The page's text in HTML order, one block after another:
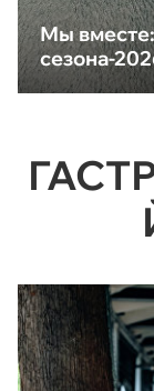
Мы
сезона-